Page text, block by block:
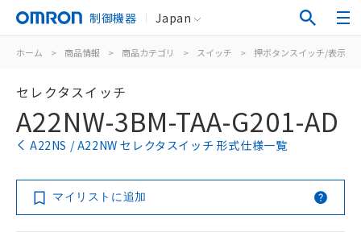
制御機器 Japan
ホーム > 商品情報 > 商品カテゴリ > スイッチ > 押ボタンスイッチ/表示灯
セレクタスイッチ
A22NW-3BM-TAA-G201-AD
A22NS / A22NW セレクタスイッチ 形式仕様一覧
マイリストに追加